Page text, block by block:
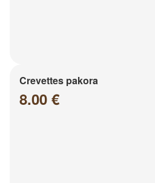
Crevettes pakora
8.00 €